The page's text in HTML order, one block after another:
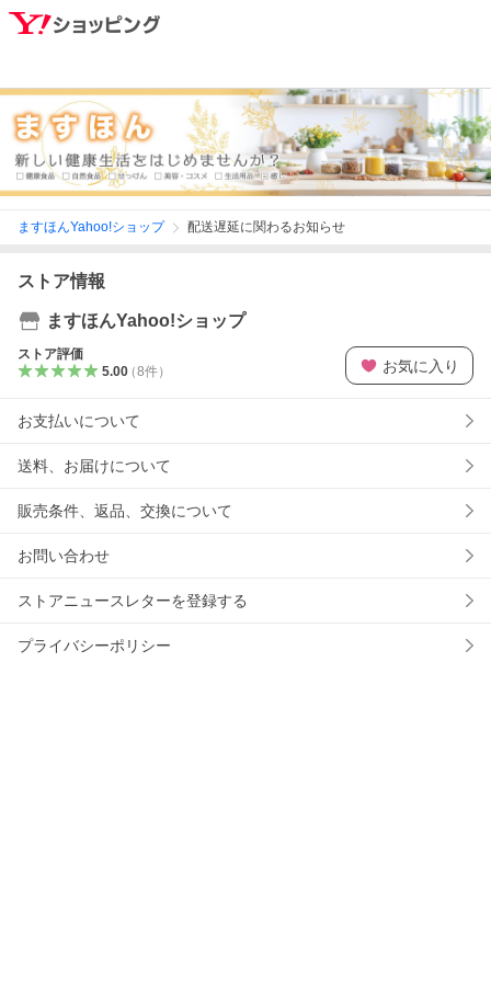
ますほんYahoo!ショップ 配送遅延に関わるお知らせ
ストア情報
ますほんYahoo!ショップ
ストア評価
5.00（8件） お気に入り
お支払いについて
送料、お届けについて
販売条件、返品、交換について
お問い合わせ
ストアニュースレターを登録する
プライバシーポリシー